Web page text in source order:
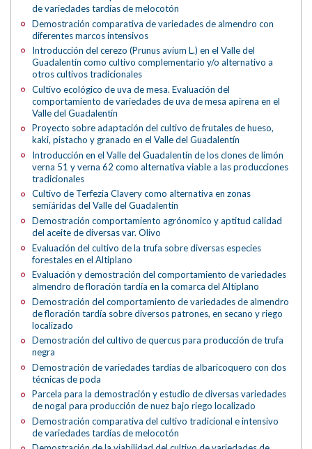
de variedades tardías de melocotón
Demostración comparativa de variedades de almendro con
diferentes marcos intensivos
Introducción del cerezo (Prunus avium L.) en el Valle del
Guadalentín como cultivo complementario y/o alternativo a
otros cultivos tradicionales
Cultivo ecológico de uva de mesa. Evaluación del
comportamiento de variedades de uva de mesa apirena en el
Valle del Guadalentín
Proyecto sobre adaptación del cultivo de frutales de hueso,
kaki, pistacho y granado en el Valle del Guadalentín
Introducción en el Valle del Guadalentín de los clones de limón
verna 51 y verna 62 como alternativa viable a las producciones
tradicionales
Cultivo de Terfezia Clavery como alternativa en zonas
semiáridas del Valle del Guadalentín
Demostración comportamiento agrónomico y aptitud calidad
del aceite de diversas var. Olivo
Evaluación del cultivo de la trufa sobre diversas especies
forestales en el Altiplano
Evaluación y demostración del comportamiento de variedades
almendro de floración tardía en la comarca del Altiplano
Demostración del comportamiento de variedades de almendro
de floración tardía sobre diversos patrones, en secano y riego
localizado
Demostración del cultivo de quercus para producción de trufa
negra
Demostración de variedades tardías de albaricoquero con dos
técnicas de poda
Parcela para la demostración y estudio de diversas variedades
de nogal para producción de nuez bajo riego localizado
Demostración comparativa del cultivo tradicional e intensivo
de variedades tardías de melocotón